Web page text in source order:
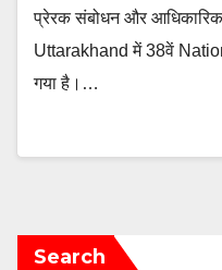
प्रेरक संबोधन और
Uttarakhand में 38वें
गया है।…
Search